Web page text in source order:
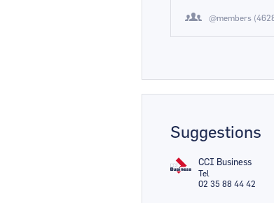
@members
Suggestions
CCI Business
Tel
02 35 88 44 42